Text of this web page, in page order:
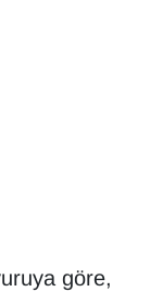
göre,